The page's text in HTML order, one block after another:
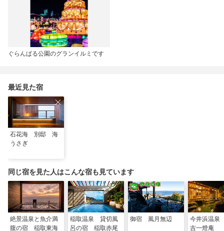
ぐらんぱる公園のグランイルミです
最近見た宿
石花海 別邸 海
うさぎ
同じ宿を見た人はこんな宿も見ています
絶景温泉と魚介満
腹の宿 稲取東海
稲取温泉 貸切風
呂の宿 稲取赤尾
御宿 風月無辺
今井浜温
吉一燈庵